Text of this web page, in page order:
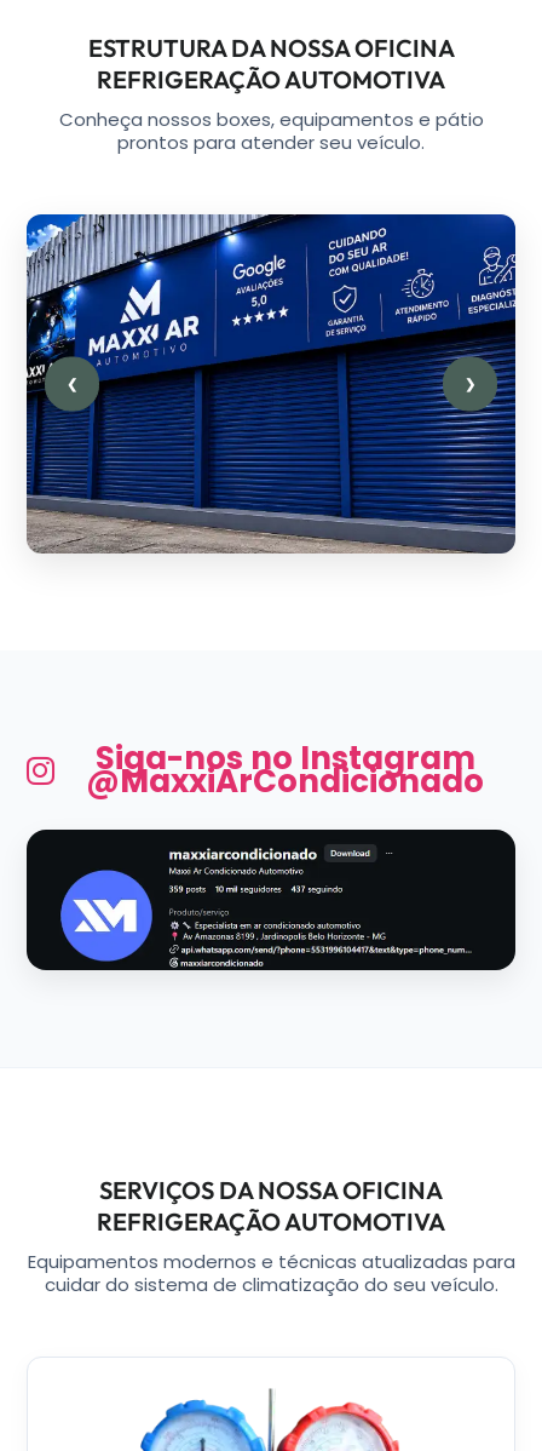
ESTRUTURA DA NOSSA OFICINA
REFRIGERAÇÃO AUTOMOTIVA
Conheça nossos boxes, equipamentos e pátio
prontos para atender seu veículo.
❮ ❯
Siga-nos no Instagram
@MaxxiArCondicionado
SERVIÇOS DA NOSSA OFICINA
REFRIGERAÇÃO AUTOMOTIVA
Equipamentos modernos e técnicas atualizadas para
cuidar do sistema de climatização do seu veículo.